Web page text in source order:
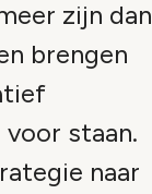
zijn dan
brengen
staan.
naar